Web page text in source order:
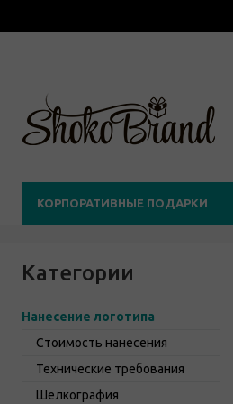
КОРПОРАТИВНЫЕ ПОДАРКИ
Категории
Нанесение логотипа
Стоимость нанесения
Технические требования
Шелкография